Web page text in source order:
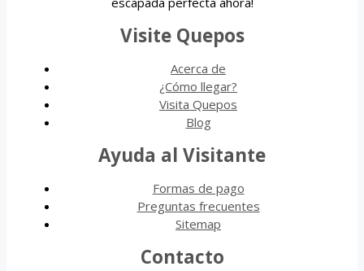
Visite Quepos
Acerca de
¿Cómo llegar?
Visita Quepos
Blog
Ayuda al Visitante
Formas de pago
Preguntas frecuentes
Sitemap
Contacto